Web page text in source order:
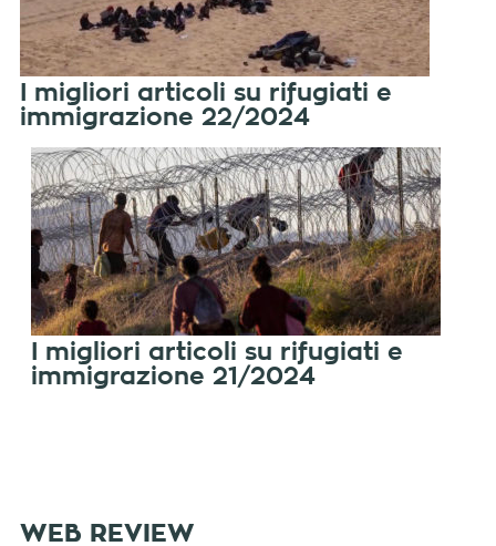
I migliori articoli su rifugiati e
immigrazione 22/2024
I migliori articoli su rifugiati e
immigrazione 21/2024
WEB REVIEW